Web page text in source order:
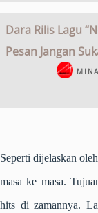
Dara Rilis Lagu
Pesan Jangan
Seperti dijelaskan
masa ke masa.
hits di zamannya.